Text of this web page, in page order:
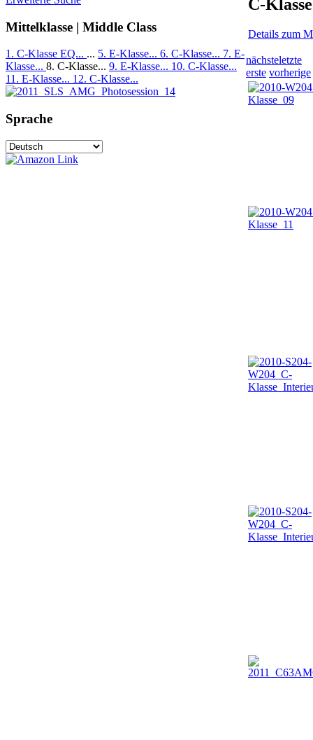
Mittelklasse | Middle Class
1. C-Klasse EQ... ... 5. E-Klasse... 6. C-Klasse... 7. E-
Klasse... 8. C-Klasse... 9. E-Klasse... 10. C-Klasse...
11. E-Klasse... 12. C-Klasse...
Sprache
C-
Details zum
nächsteletzte
erste vorherige